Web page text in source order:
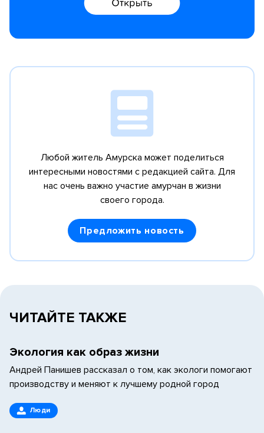
Любой житель Амурска может поделиться
интересными новостями с редакцией сайта. Для
нас очень важно участие амурчан в жизни
своего города.
Предложить новость
ЧИТАЙТЕ ТАКЖЕ
Экология как образ жизни
Андрей Панишев рассказал о том, как экологи помогают
производству и меняют к лучшему родной город
Люди